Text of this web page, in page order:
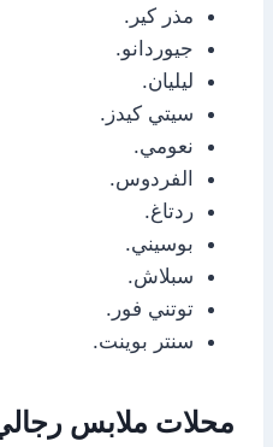
مذر كير.
جيوردانو.
ليليان.
سيتي كيدز.
نعومي.
الفردوس.
ردتاغ.
بوسيني.
سبلاش.
توتني فور.
سنتر بوينت.
محلات ملابس